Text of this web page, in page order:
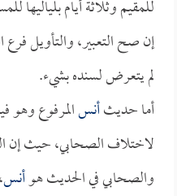
للمقيم وثلاثة أيام بلياليها
إن صح التعبير، والتأويل فرع
لم يتعرض لسنده بشيء.
أما حديثأنسالمرفوع وهو
لاختلاف الصحابي، حيث إن
والصحابي في الحديث هوأنس